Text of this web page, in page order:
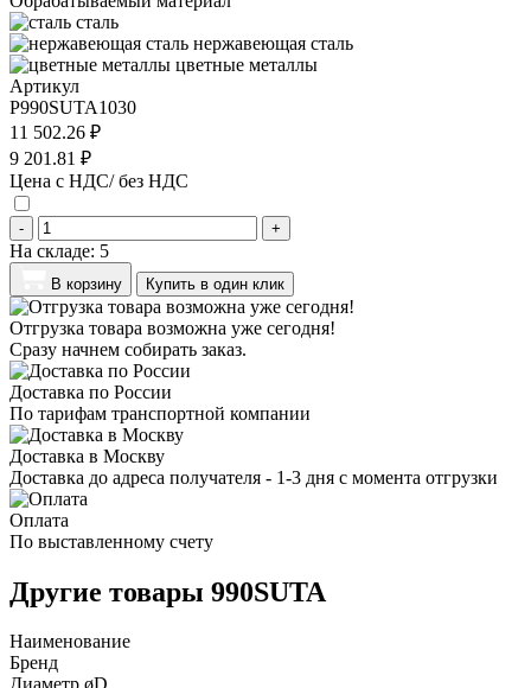
сталь
нержавеющая сталь
цветные металлы
Артикул
P990SUTA1030
11 502.26 ₽
9 201.81 ₽
Цена с НДС/ без НДС
- +
На складе: 5
В корзину Купить в один клик
Отгрузка товара возможна уже сегодня!
Сразу начнем собирать заказ.
Доставка по России
По тарифам транспортной компании
Доставка в Москву
Доставка до адреса получателя - 1-3 дня с момента отгрузки
Оплата
По выставленному счету
Другие товары 990SUTA
Наименование
Бренд